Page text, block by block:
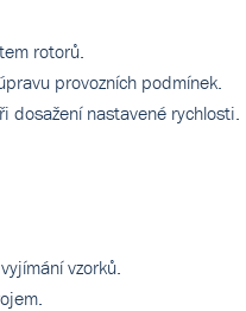
rotorů.
provozních podmínek.
dosažení nastavené rychlosti.
vzorků.